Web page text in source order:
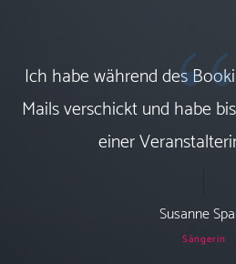
“
Ich habe während des
Mails verschickt und habe
einer
Susanne
Sängerin